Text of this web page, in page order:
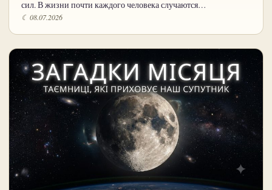
сил. В жизни почти каждого человека случаются…
☾ 08.07.2026